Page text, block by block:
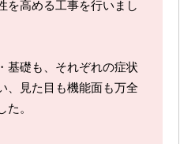
を高める工事を行いまし
基礎も、それぞれの症状
、見た目も機能面も万全
た。